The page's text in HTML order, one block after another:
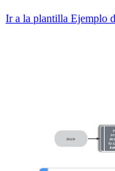
Ir a la plantilla Ejemplo